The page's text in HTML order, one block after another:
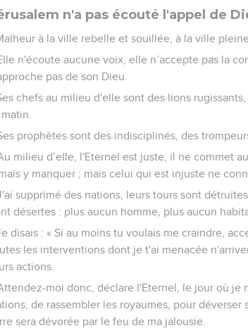
n'a pas écouté l'appel de
à la ville rebelle et souillée, à la ville
n'écoute aucune voix, elle n’accepte pas la
pas de son Dieu.
chefs au milieu d'elle sont des lions
prophètes sont des indisciplinés, des
milieu d’elle, l'Eternel est juste, il ne commet
y manquer ; mais celui qui est injuste ne
supprimé des nations, leurs tours sont
désertes : plus aucun homme, plus aucun
disais : « Si au moins tu voulais me craindre,
les interventions dont je t'ai menacée
actions.
moi donc, déclare l'Eternel, le jour où je
de rassembler les royaumes, pour
sera dévorée par le feu de ma jalousie.